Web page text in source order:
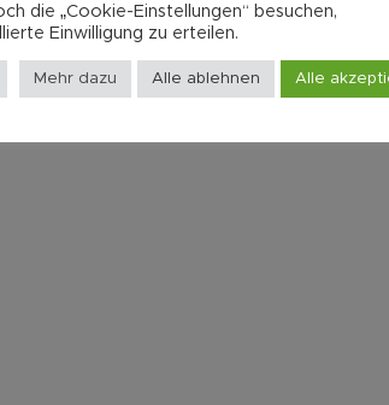
die „Cookie-Einstellungen“ besuchen,
Einwilligung zu erteilen.
Mehr dazu Alle ablehnen Alle